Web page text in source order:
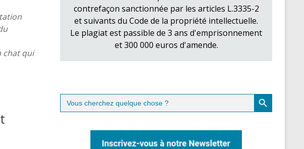
chat qui
contrefaçon sanctionnée par les articles L.3335-2
et suivants du Code de la propriété intellectuelle.
Le plagiat est passible de 3 ans d'emprisonnement
et 300 000 euros d'amende.
Search
for:
Search Button